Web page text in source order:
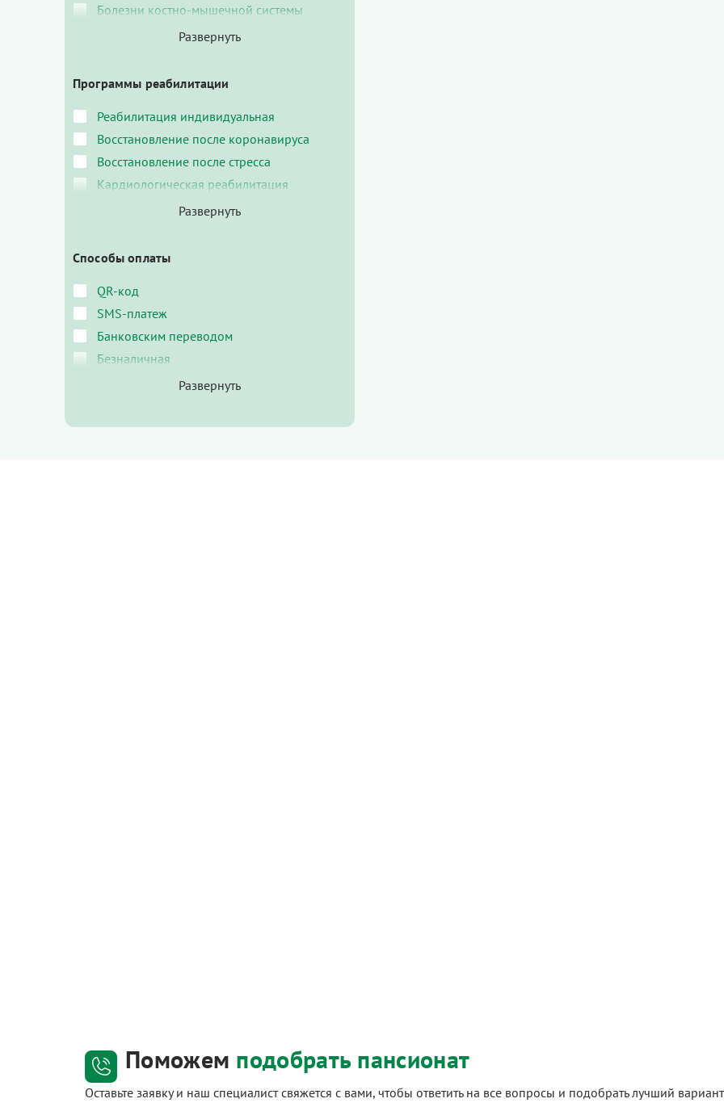
Болезни костно-мышечной системы
Программы реабилитации
Реабилитация индивидуальная
Восстановление после коронавируса
Восстановление после стресса
Кардиологическая реабилитация
Способы оплаты
QR-код
SMS-платеж
Банковским переводом
Безналичная
Поможем подобрать пансионат
Оставьте заявку и наш специалист свяжется с вами, чтобы ответить на все вопросы и подобрать лучший